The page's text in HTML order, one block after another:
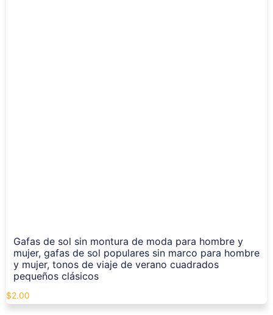
Gafas de sol sin montura de moda para hombre y
mujer, gafas de sol populares sin marco para hombre
y mujer, tonos de viaje de verano cuadrados
pequeños clásicos
$2.00